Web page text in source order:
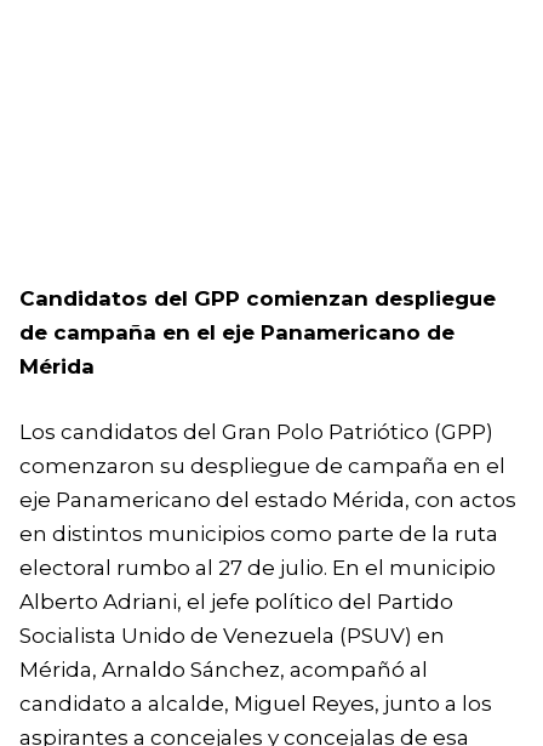
Candidatos del GPP comienzan despliegue
de campaña en el eje Panamericano de
Mérida
Los candidatos del Gran Polo Patriótico (GPP)
comenzaron su despliegue de campaña en el
eje Panamericano del estado Mérida, con actos
en distintos municipios como parte de la ruta
electoral rumbo al 27 de julio. En el municipio
Alberto Adriani, el jefe político del Partido
Socialista Unido de Venezuela (PSUV) en
Mérida, Arnaldo Sánchez, acompañó al
candidato a alcalde, Miguel Reyes, junto a los
aspirantes a concejales y concejalas de esa